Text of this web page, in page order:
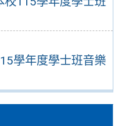
學年度學士班音樂